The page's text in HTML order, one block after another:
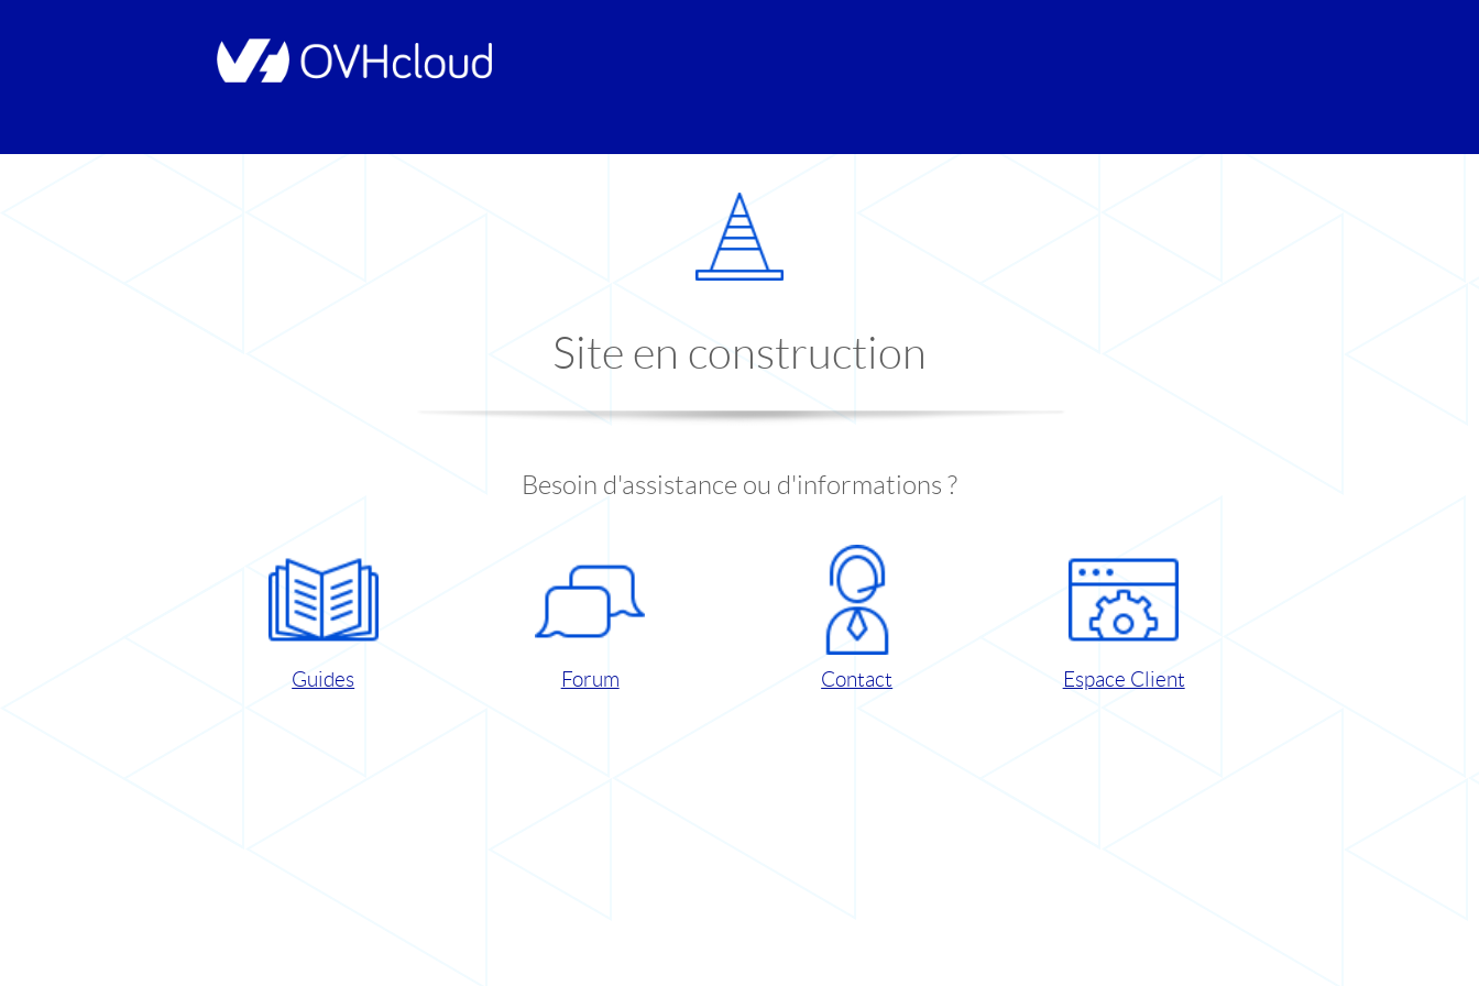
Site en construction
Besoin d'assistance ou d'informations ?
Guides Forum Contact Espace Client